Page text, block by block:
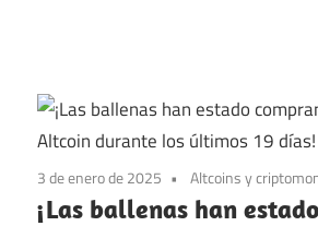
3 de enero de 2025 Altcoins y
¡Las ballenas han